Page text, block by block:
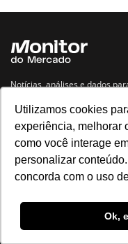
Utilizamos cookies
experiência, melhorar
como você interage
personalizar
concorda com o uso
Ok,
Notícias, análises e dados
Navegue no site
Últimas notícias Quem
Política de privacidade